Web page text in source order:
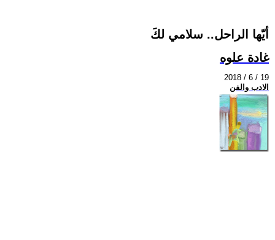
أيّها الراحل.. سلامي لكَ
غادة علوه
2018 / 6 / 19
الادب والفن